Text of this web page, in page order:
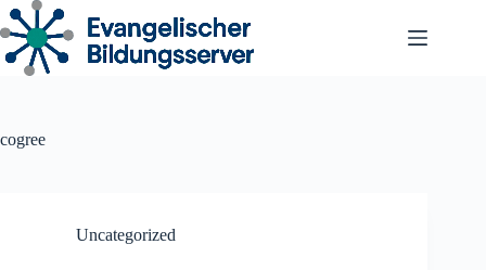
Zum
Inhalt
springen
cogree
Uncategorized